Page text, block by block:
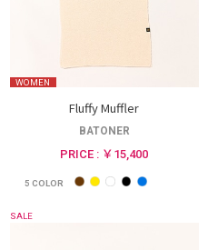
WOMEN
Fluffy Muffler
BATONER
PRICE : ￥15,400
5 COLOR
SALE